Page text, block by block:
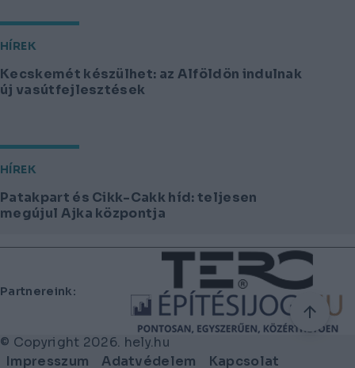
HÍREK
Kecskemét készülhet: az Alföldön indulnak
új vasútfejlesztések
HÍREK
Patakpart és Cikk-Cakk híd: teljesen
megújul Ajka központja
Lábléc
Partnereink:
© Copyright 2026. hely.hu
Lábléc
Impresszum Adatvédelem Kapcsolat